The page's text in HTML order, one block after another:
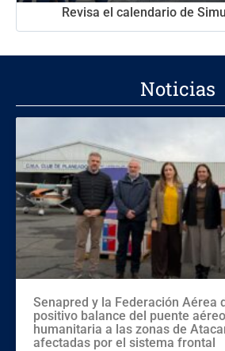
Revisa el calendario de
Noticias
Senapred y la Federación Aérea
positivo balance del puente
humanitaria a las zonas de
afectadas por el sistema frontal